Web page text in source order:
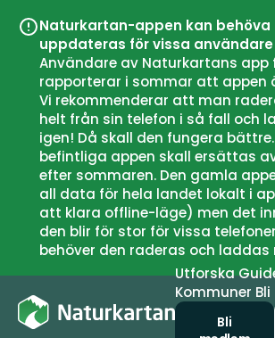
Naturkartan-appen kan behöva
uppdateras för vissa användare
Användare av Naturkartans app
rapporterar i sommar att appen
Vi rekommenderar att man
helt från sin telefon i så fall och
igen! Då skall den fungera bättre.
befintliga appen skall ersättas
efter sommaren. Den gamla
all data för hela landet lokalt i
att klara offline-läge) men det
den blir för stor för vissa
behöver den raderas och laddas
Utforska
Kommuner
Bli